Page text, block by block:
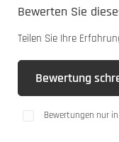
Durchschnittliche
Bewerten Sie
Teilen Sie Ihre
Bewertung
Bewertungen nur